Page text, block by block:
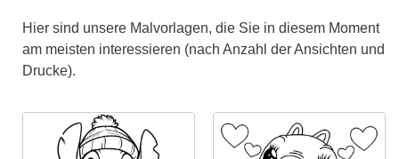
Hier sind unsere Malvorlagen, die Sie in diesem Moment
am meisten interessieren (nach Anzahl der Ansichten und
Drucke).